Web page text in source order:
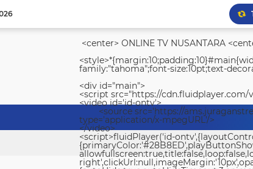
<center> ONLINE TV NUSANTARA
family:"tahoma";font-size:10pt;text-
<div id="main">
<script src="https://
<video id='id-ontv'>
<source src='https://
type='application/x-mpegURL'/>
</video>
<script>fluidPlayer('id-